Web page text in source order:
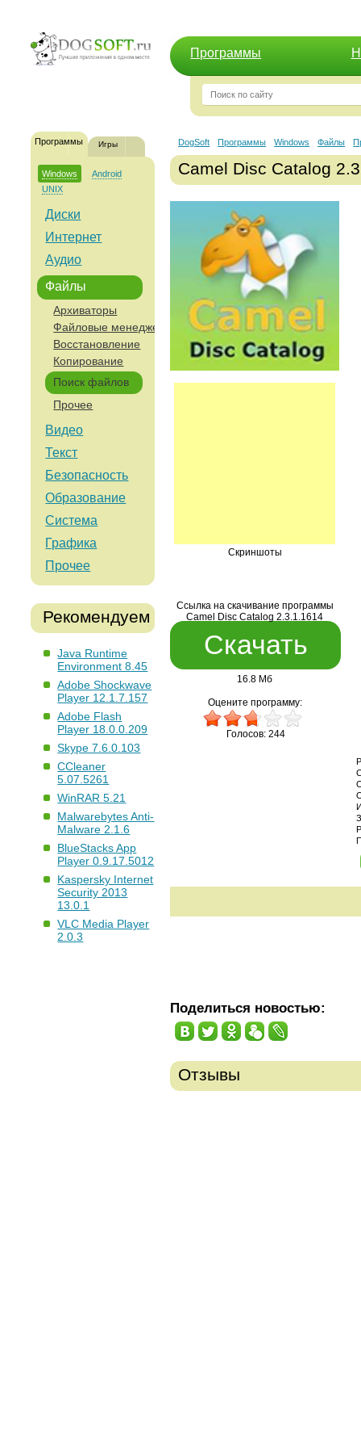
Программы
Программы Игры
Windows
Android
UNIX
Диски
Интернет
Аудио
Файлы
Архиваторы
Файловые менеджеры
Восстановление
Копирование
Поиск файлов
Прочее
Видео
Текст
Безопасность
Образование
Система
Графика
Прочее
Рекомендуем
Java Runtime
Environment 8.45
Adobe Shockwave
Player 12.1.7.157
Adobe Flash
Player 18.0.0.209
Skype 7.6.0.103
CCleaner
5.07.5261
WinRAR 5.21
Malwarebytes Anti-
Malware 2.1.6
BlueStacks App
Player 0.9.17.5012
Kaspersky Internet
Security 2013
13.0.1
VLC Media Player
2.0.3
DogSoft Программы Windows Файлы
Camel Disc Catalog
Скриншоты
Ссылка на скачивание программы
Camel Disc Catalog 2.3.1.1614
Скачать
16.8 Мб
Оцените программу:
Голосов: 244
Поделиться новостью:
Отзывы